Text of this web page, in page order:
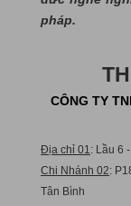
pháp.
CÔNG TY
Địa chỉ 01 : Lầu 6
Chi Nhánh 02:
Tân Bình